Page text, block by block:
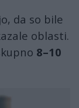
da so bile
oblasti.
8–10